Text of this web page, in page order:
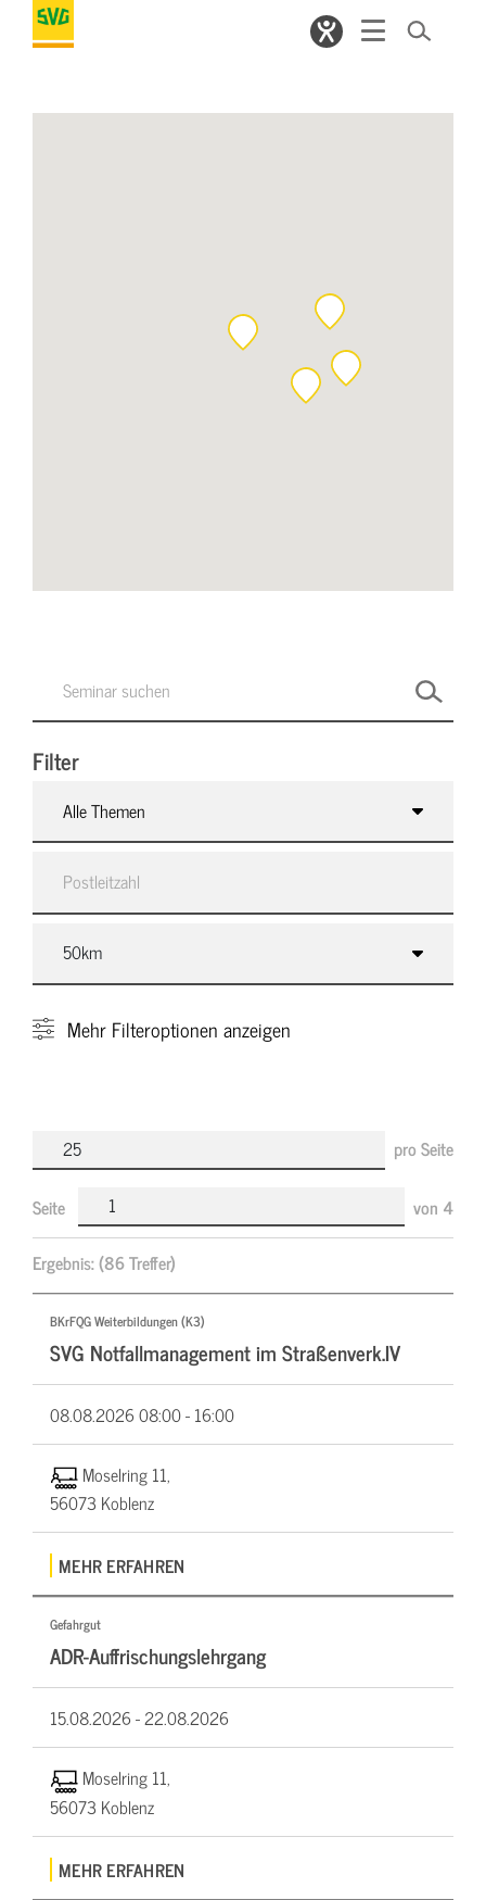
Filter
Alle Themen
Mehr Filteroptionen anzeigen
pro Seite
Seite von 4
Ergebnis:(86 Treffer)
BKrFQG Weiterbildungen (K3)
SVG Notfallmanagement im Straßenverk.IV
08.08.202608:00 - 16:00
Moselring 11,
56073 Koblenz
MEHR ERFAHREN
Gefahrgut
ADR-Auffrischungslehrgang
15.08.2026 -22.08.2026
Moselring 11,
56073 Koblenz
MEHR ERFAHREN